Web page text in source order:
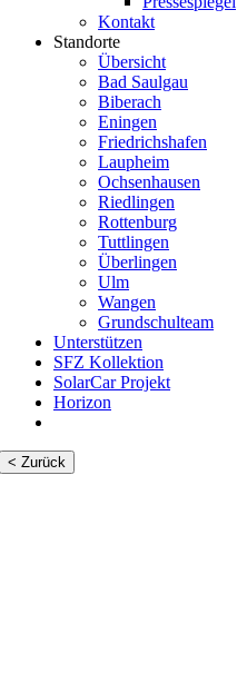
Kontakt
Standorte
Übersicht
Bad Saulgau
Biberach
Eningen
Friedrichshafen
Laupheim
Ochsenhausen
Riedlingen
Rottenburg
Tuttlingen
Überlingen
Ulm
Wangen
Grundschulteam
Unterstützen
SFZ Kollektion
SolarCar Projekt
Horizon
< Zurück